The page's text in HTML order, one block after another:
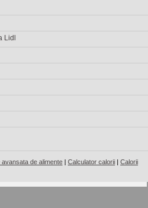
Lidl
avansata de alimente | Calculator calorii | Calorii